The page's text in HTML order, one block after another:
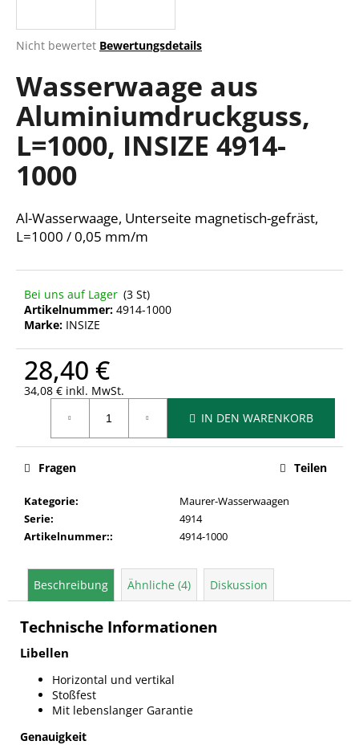
Die
Produktbewertung
ist
0,0
von
5
Sternen.
Nicht bewertet Bewertungsdetails
Wasserwaage aus
Aluminiumdruckguss,
L=1000, INSIZE 4914-
1000
Al-Wasserwaage, Unterseite magnetisch-gefräst,
L=1000 / 0,05 mm/m
Bei uns auf Lager (3 St)
Artikelnummer: 4914-1000
Marke: INSIZE
28,40 €
34,08 € inkl. MwSt.
IN DEN WARENKORB
Kategorie:
Maurer-Wasserwaagen
Serie:
4914
Artikelnummer:: 4914-1000
Fragen Teilen
Beschreibung Ähnliche (4) Diskussion
Technische Informationen
Libellen
Horizontal und vertikal
Stoßfest
Mit lebenslanger Garantie
Genauigkeit
W
r
e
p
f
h
e
n